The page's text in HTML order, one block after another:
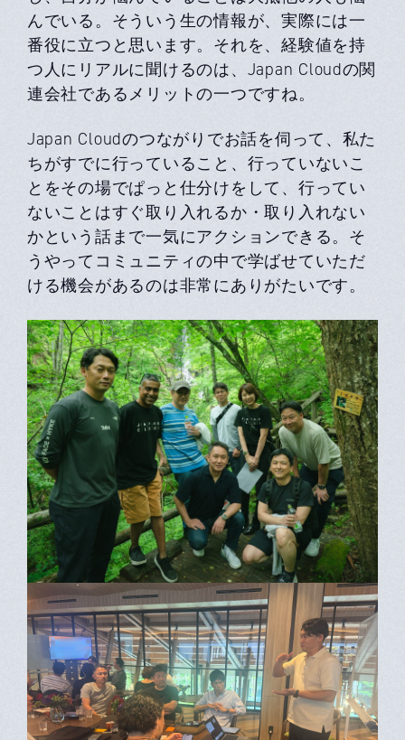
んでいる。そういう生の情報が、実際には一
番役に立つと思います。それを、経験値を持
つ人にリアルに聞けるのは、Japan Cloudの関
連会社であるメリットの一つですね。
Japan Cloudのつながりでお話を伺って、私た
ちがすでに行っていること、行っていないこ
とをその場でぱっと仕分けをして、行ってい
ないことはすぐ取り入れるか・取り入れない
かという話まで一気にアクションできる。そ
うやってコミュニティの中で学ばせていただ
ける機会があるのは非常にありがたいです。